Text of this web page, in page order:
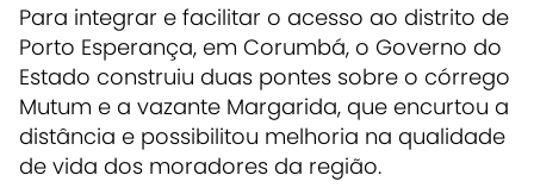
Para integrar e facilitar o acesso ao distrito de
Porto Esperança, em Corumbá, o Governo do
Estado construiu duas pontes sobre o córrego
Mutum e a vazante Margarida, que encurtou a
distância e possibilitou melhoria na qualidade
de vida dos moradores da região.